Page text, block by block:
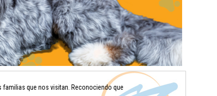
que nos visitan. Reconociendo que